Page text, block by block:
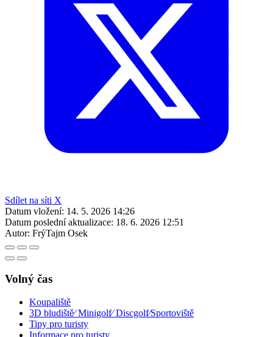
Sdílet na síti X
Datum vložení: 14. 5. 2026 14:26
Datum poslední aktualizace: 18. 6. 2026 12:51
Autor: FrýTajm Osek
Volný čas
Koupaliště
3D bludiště⁄ Minigolf⁄ Discgolf⁄Sportoviště
Tipy pro turisty